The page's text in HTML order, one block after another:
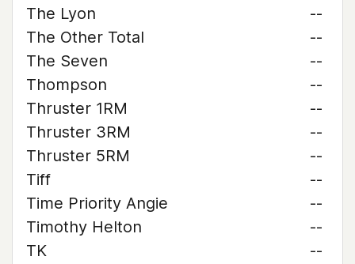
The Lyon
--
The Other Total
--
The Seven
--
Thompson
--
Thruster 1RM
--
Thruster 3RM
--
Thruster 5RM
--
Tiff
--
Time Priority Angie
--
Timothy Helton
--
TK
--